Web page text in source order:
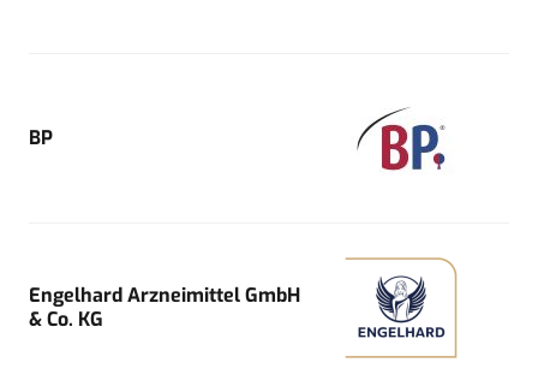
BP
Engelhard Arzneimittel GmbH
& Co. KG